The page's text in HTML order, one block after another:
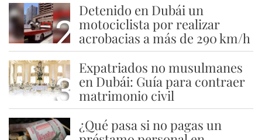
2
Detenido en Dubái un
motociclista por realizar
acrobacias a más de 290 km/h
3
Expatriados no musulmanes
en Dubái: Guía para contraer
matrimonio civil
¿Qué pasa si no pagas un